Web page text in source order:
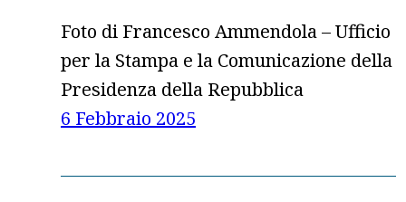
Foto di Francesco Ammendola – Ufficio
per la Stampa e la Comunicazione della
Presidenza della Repubblica
6 Febbraio 2025